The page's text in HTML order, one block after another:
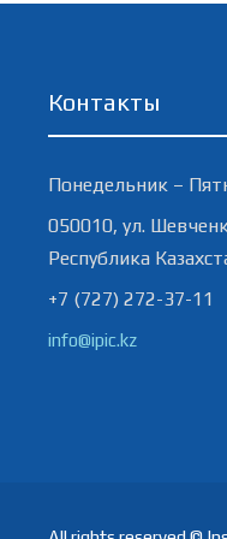
Контакты
Понедельник –
050010, ул.
Республика
+7 (727) 272-37-11
info@ipic.kz